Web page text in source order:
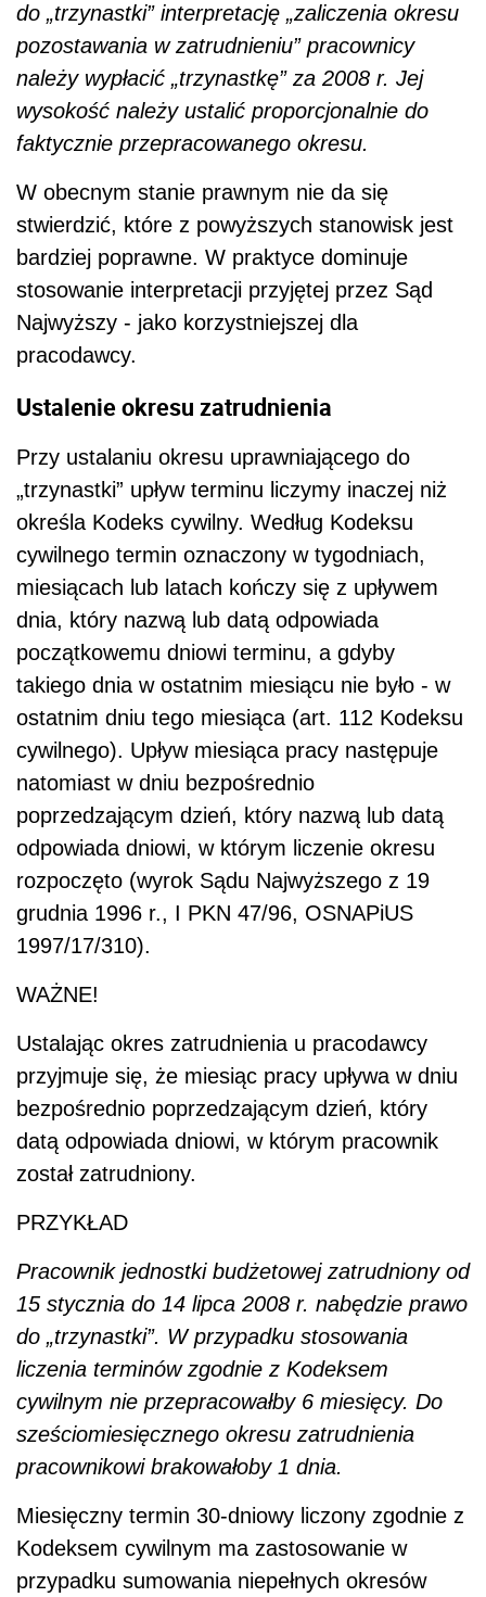
do „trzynastki” interpretację „zaliczenia okresu
pozostawania w zatrudnieniu” pracownicy
należy wypłacić „trzynastkę” za 2008 r. Jej
wysokość należy ustalić proporcjonalnie do
faktycznie przepracowanego okresu.
W obecnym stanie prawnym nie da się
stwierdzić, które z powyższych stanowisk jest
bardziej poprawne. W praktyce dominuje
stosowanie interpretacji przyjętej przez Sąd
Najwyższy - jako korzystniejszej dla
pracodawcy.
Ustalenie okresu zatrudnienia
Przy ustalaniu okresu uprawniającego do
„trzynastki” upływ terminu liczymy inaczej niż
określa Kodeks cywilny. Według Kodeksu
cywilnego termin oznaczony w tygodniach,
miesiącach lub latach kończy się z upływem
dnia, który nazwą lub datą odpowiada
początkowemu dniowi terminu, a gdyby
takiego dnia w ostatnim miesiącu nie było - w
ostatnim dniu tego miesiąca (art. 112 Kodeksu
cywilnego). Upływ miesiąca pracy następuje
natomiast w dniu bezpośrednio
poprzedzającym dzień, który nazwą lub datą
odpowiada dniowi, w którym liczenie okresu
rozpoczęto (wyrok Sądu Najwyższego z 19
grudnia 1996 r., I PKN 47/96, OSNAPiUS
1997/17/310).
WAŻNE!
Ustalając okres zatrudnienia u pracodawcy
przyjmuje się, że miesiąc pracy upływa w dniu
bezpośrednio poprzedzającym dzień, który
datą odpowiada dniowi, w którym pracownik
został zatrudniony.
PRZYKŁAD
Pracownik jednostki budżetowej zatrudniony od
15 stycznia do 14 lipca 2008 r. nabędzie prawo
do „trzynastki”. W przypadku stosowania
liczenia terminów zgodnie z Kodeksem
cywilnym nie przepracowałby 6 miesięcy. Do
sześciomiesięcznego okresu zatrudnienia
pracownikowi brakowałoby 1 dnia.
Miesięczny termin 30-dniowy liczony zgodnie z
Kodeksem cywilnym ma zastosowanie w
przypadku sumowania niepełnych okresów